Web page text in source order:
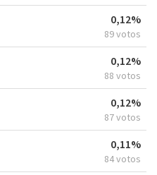
0,12%
89 votos
0,12%
88 votos
0,12%
87 votos
0,11%
84 votos